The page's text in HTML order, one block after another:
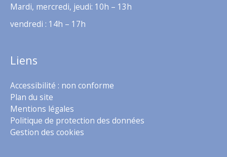
Mardi, mercredi, jeudi: 10h – 13h
vendredi : 14h – 17h
Liens
Accessibilité : non conforme
Plan du site
Mentions légales
Politique de protection des données
Gestion des cookies